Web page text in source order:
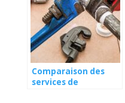
Comparaison des
services de